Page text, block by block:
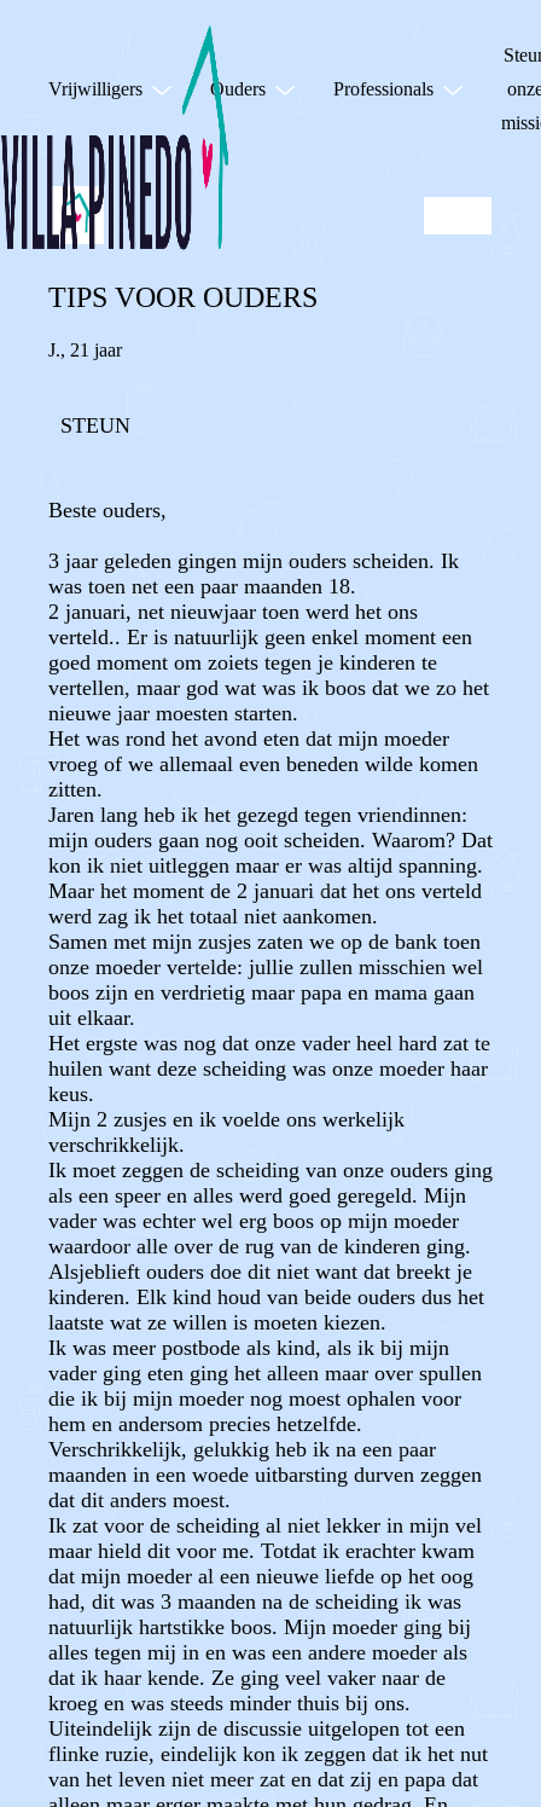
Vrijwilligers Ouders Professionals
TIPS VOOR OUDERS
J., 21 jaar
STEUN
Beste ouders,
3 jaar geleden gingen mijn ouders scheiden. Ik
was toen net een paar maanden 18.
2 januari, net nieuwjaar toen werd het ons
verteld.. Er is natuurlijk geen enkel moment een
goed moment om zoiets tegen je kinderen te
vertellen, maar god wat was ik boos dat we zo het
nieuwe jaar moesten starten.
Het was rond het avond eten dat mijn moeder
vroeg of we allemaal even beneden wilde komen
zitten.
Jaren lang heb ik het gezegd tegen vriendinnen:
mijn ouders gaan nog ooit scheiden. Waarom? Dat
kon ik niet uitleggen maar er was altijd spanning.
Maar het moment de 2 januari dat het ons verteld
werd zag ik het totaal niet aankomen.
Samen met mijn zusjes zaten we op de bank toen
onze moeder vertelde: jullie zullen misschien wel
boos zijn en verdrietig maar papa en mama gaan
uit elkaar.
Het ergste was nog dat onze vader heel hard zat te
huilen want deze scheiding was onze moeder haar
keus.
Mijn 2 zusjes en ik voelde ons werkelijk
verschrikkelijk.
Ik moet zeggen de scheiding van onze ouders ging
als een speer en alles werd goed geregeld. Mijn
vader was echter wel erg boos op mijn moeder
waardoor alle over de rug van de kinderen ging.
Alsjeblieft ouders doe dit niet want dat breekt je
kinderen. Elk kind houd van beide ouders dus het
laatste wat ze willen is moeten kiezen.
Ik was meer postbode als kind, als ik bij mijn
vader ging eten ging het alleen maar over spullen
die ik bij mijn moeder nog moest ophalen voor
hem en andersom precies hetzelfde.
Verschrikkelijk, gelukkig heb ik na een paar
maanden in een woede uitbarsting durven zeggen
dat dit anders moest.
Ik zat voor de scheiding al niet lekker in mijn vel
maar hield dit voor me. Totdat ik erachter kwam
dat mijn moeder al een nieuwe liefde op het oog
had, dit was 3 maanden na de scheiding ik was
natuurlijk hartstikke boos. Mijn moeder ging bij
alles tegen mij in en was een andere moeder als
dat ik haar kende. Ze ging veel vaker naar de
kroeg en was steeds minder thuis bij ons.
Uiteindelijk zijn de discussie uitgelopen tot een
flinke ruzie, eindelijk kon ik zeggen dat ik het nut
van het leven niet meer zat en dat zij en papa dat